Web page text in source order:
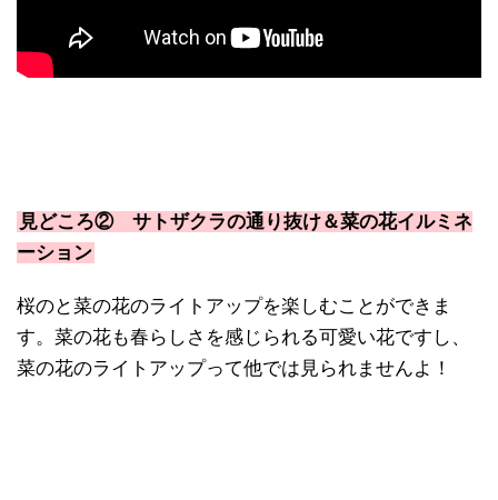
見どころ② サトザクラの通り抜け＆菜の花イルミネ
ーション
桜のと菜の花のライトアップを楽しむことができま
す。菜の花も春らしさを感じられる可愛い花ですし、
菜の花のライトアップって他では見られませんよ！